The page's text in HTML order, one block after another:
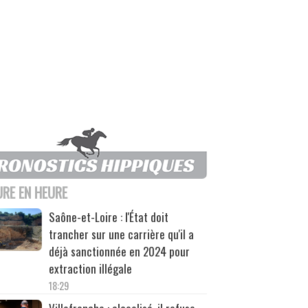
EN HEURE
Saône-et-Loire : l'État doit
trancher sur une carrière qu'il a
déjà sanctionnée en 2024 pour
extraction illégale
18:29